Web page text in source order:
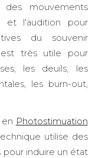
des mouvements
et l'audition pour
du souvenir
est très utile pour
les deuils, les
les burn-out,
en Photostimuation
utilise des
induire un état